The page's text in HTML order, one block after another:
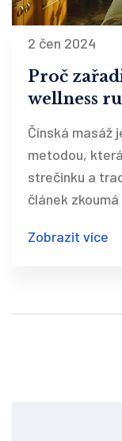
2 čen 2024
Proč
wellness
Čínská masáž
metodou,
strečinku a
článek
posílení
Zobrazit více